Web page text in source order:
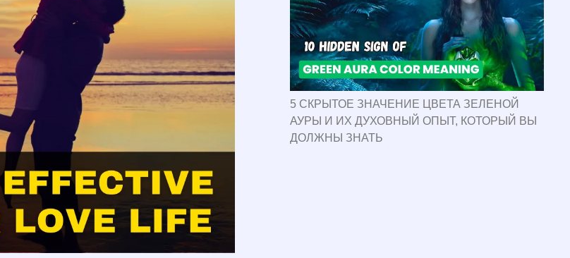
5 СКРЫТОЕ ЗНАЧЕНИЕ ЦВЕТА ЗЕЛЕНОЙ
АУРЫ И ИХ ДУХОВНЫЙ ОПЫТ, КОТОРЫЙ ВЫ
ДОЛЖНЫ ЗНАТЬ